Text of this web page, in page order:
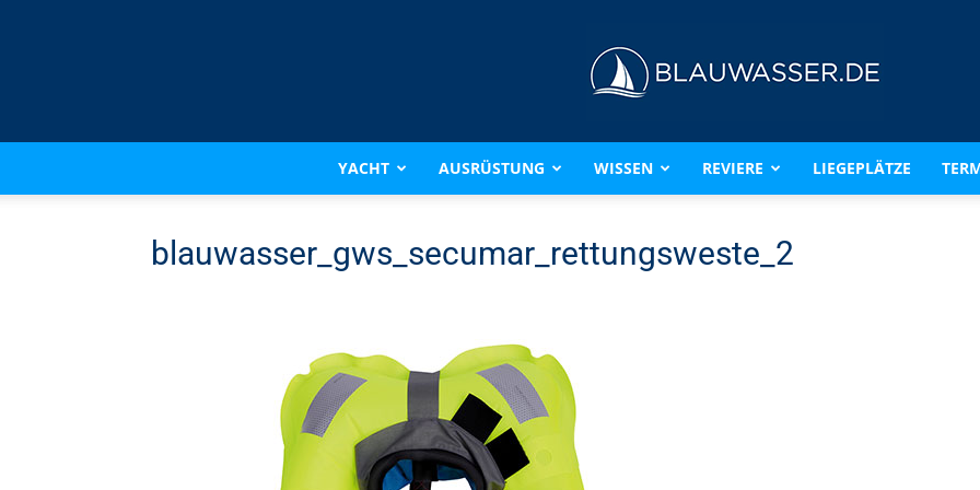
BLAUWASSER.DE
YACHT AUSRÜSTUNG WISSEN REVIERE LIEGEPLÄTZE
blauwasser_gws_secumar_rettungsweste_2